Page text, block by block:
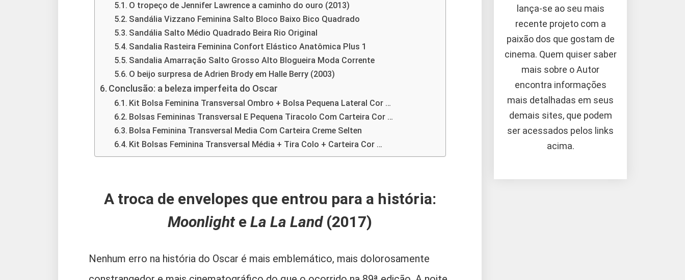
O tropeço de Jennifer Lawrence a caminho do ouro (2013)
Sandália Vizzano Feminina Salto Bloco Baixo Bico Quadrado
Sandália Salto Médio Quadrado Beira Rio Original
Sandalia Rasteira Feminina Confort Elástico Anatômica Plus 1
Sandalia Amarração Salto Grosso Alto Blogueira Moda Corrente
O beijo surpresa de Adrien Brody em Halle Berry (2003)
Conclusão: a beleza imperfeita do Oscar
Kit Bolsa Feminina Transversal Ombro + Bolsa Pequena Lateral Cor …
Bolsas Femininas Transversal E Pequena Tiracolo Com Carteira Cor …
Bolsa Feminina Transversal Media Com Carteira Creme Selten
Kit Bolsas Feminina Transversal Média + Tira Colo + Carteira Cor …
A troca de envelopes que entrou para a história:
Moonlighte La La Land(2017)
Nenhum erro na história do Oscar é mais emblemático, mais dolorosamente
lança-se ao seu mais
recente projeto com a
paixão dos que gostam de
cinema. Quem quiser saber
mais sobre o Autor
encontra informações
mais detalhadas em seus
demais sites, que podem
ser acessados pelos links
acima.